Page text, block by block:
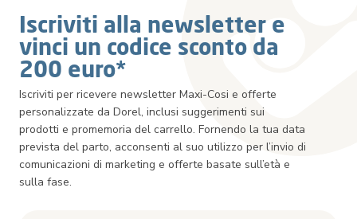
Iscriviti alla newsletter e
vinci un codice sconto da
200 euro*
Iscriviti per ricevere newsletter Maxi-Cosi e offerte
personalizzate da Dorel, inclusi suggerimenti sui
prodotti e promemoria del carrello. Fornendo la tua data
prevista del parto, acconsenti al suo utilizzo per l’invio di
comunicazioni di marketing e offerte basate sull’età e
sulla fase.